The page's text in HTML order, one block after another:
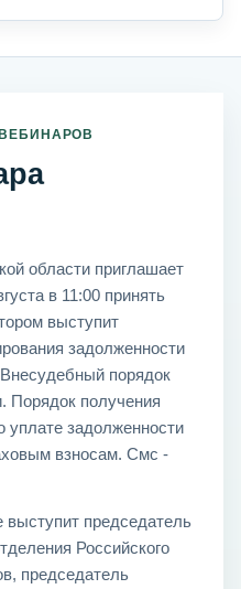
области приглашает
в 11:00 принять
выступит
задолженности
порядок
Порядок получения
уплате задолженности
взносам. Смс -
председатель
Российского
председатель